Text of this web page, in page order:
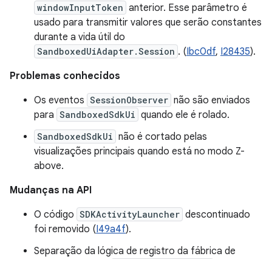
windowInputToken anterior. Esse parâmetro é
usado para transmitir valores que serão constantes
durante a vida útil do
SandboxedUiAdapter.Session . (Ibc0df, I28435).
Problemas conhecidos
Os eventos SessionObserver não são enviados
para SandboxedSdkUi quando ele é rolado.
SandboxedSdkUi não é cortado pelas
visualizações principais quando está no modo Z-
above.
Mudanças na API
O código SDKActivityLauncher descontinuado
foi removido (I49a4f).
Separação da lógica de registro da fábrica de